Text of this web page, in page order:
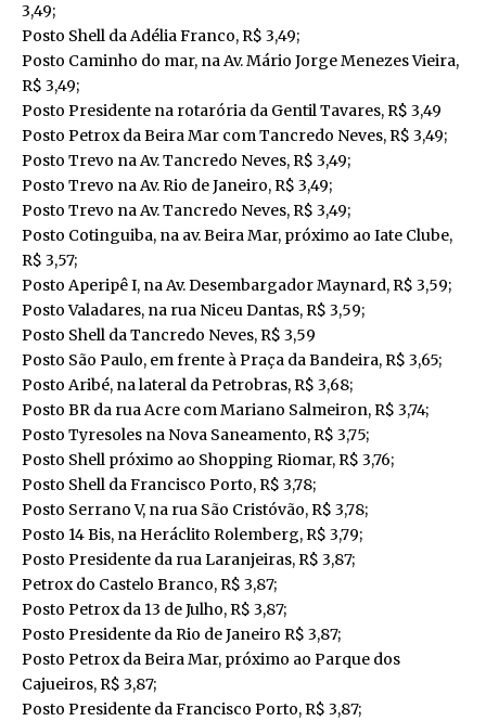
3,49;
Posto Shell da Adélia Franco, R$ 3,49;
Posto Caminho do mar, na Av. Mário Jorge Menezes Vieira,
R$ 3,49;
Posto Presidente na rotarória da Gentil Tavares, R$ 3,49
Posto Petrox da Beira Mar com Tancredo Neves, R$ 3,49;
Posto Trevo na Av. Tancredo Neves, R$ 3,49;
Posto Trevo na Av. Rio de Janeiro, R$ 3,49;
Posto Trevo na Av. Tancredo Neves, R$ 3,49;
Posto Cotinguiba, na av. Beira Mar, próximo ao Iate Clube,
R$ 3,57;
Posto Aperipê I, na Av. Desembargador Maynard, R$ 3,59;
Posto Valadares, na rua Niceu Dantas, R$ 3,59;
Posto Shell da Tancredo Neves, R$ 3,59
Posto São Paulo, em frente à Praça da Bandeira, R$ 3,65;
Posto Aribé, na lateral da Petrobras, R$ 3,68;
Posto BR da rua Acre com Mariano Salmeiron, R$ 3,74;
Posto Tyresoles na Nova Saneamento, R$ 3,75;
Posto Shell próximo ao Shopping Riomar, R$ 3,76;
Posto Shell da Francisco Porto, R$ 3,78;
Posto Serrano V, na rua São Cristóvão, R$ 3,78;
Posto 14 Bis, na Heráclito Rolemberg, R$ 3,79;
Posto Presidente da rua Laranjeiras, R$ 3,87;
Petrox do Castelo Branco, R$ 3,87;
Posto Petrox da 13 de Julho, R$ 3,87;
Posto Presidente da Rio de Janeiro R$ 3,87;
Posto Petrox da Beira Mar, próximo ao Parque dos
Cajueiros, R$ 3,87;
Posto Presidente da Francisco Porto, R$ 3,87;